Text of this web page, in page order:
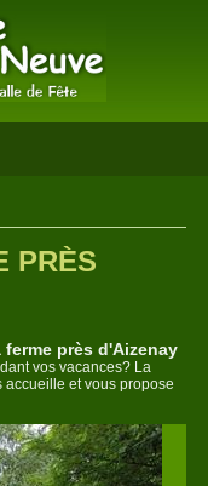
PRÈS
près d'Aizenay
vos vacances? La
accueille et vous propose